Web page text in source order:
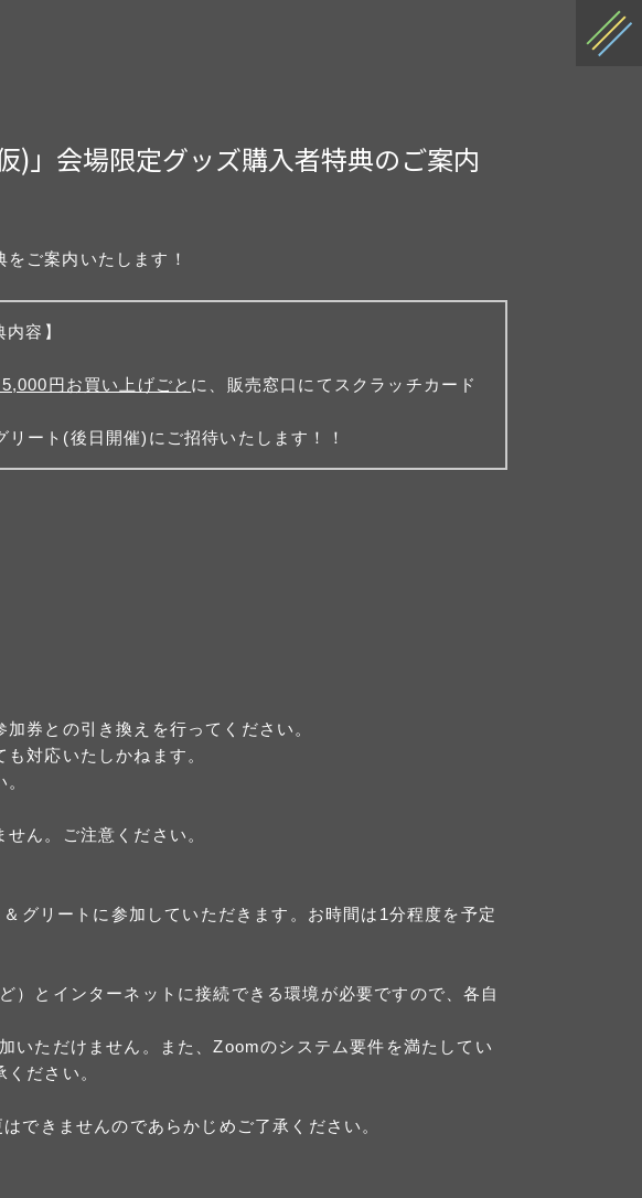
)」会場限定グッズ購入者特典のご案内
ご案内いたします！
容】
円お買い上げごと に、販売窓口にてスクラッチカード
ート(後日開催)にご招待いたします！！
券との引き換えを行ってください。
対応いたしかねます。
ん。ご注意ください。
グリートに参加していただきます。お時間は1分程度を予定
とインターネットに接続できる環境が必要ですので、各自
いただけません。また、Zoomのシステム要件を満たしてい
ださい。
できませんのであらかじめご了承ください。